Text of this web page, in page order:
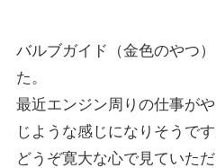
バルブガイド（金色のやつ
た。
最近エンジン周りの仕事が
じような感じになりそうです
どうぞ寛大な心で見ていた